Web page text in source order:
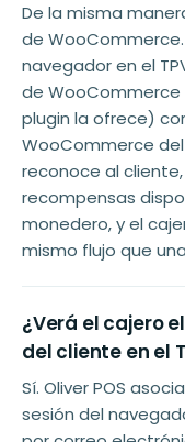
De la misma
de
navegador en el
de WooCommerce
plugin la ofrece)
WooCommerce
reconoce al
recompensas
monedero, y el
mismo flujo que
¿Verá el cajero
del cliente en el
Sí. Oliver POS
sesión del